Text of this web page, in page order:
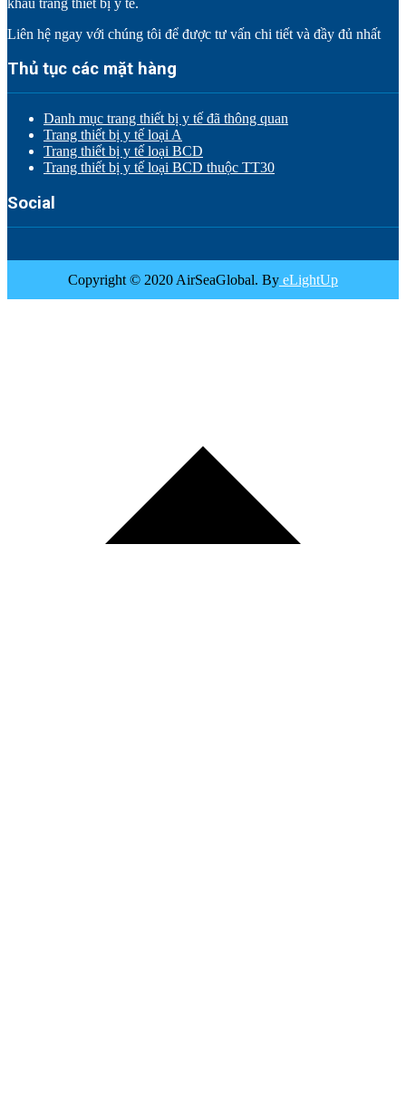
Liên hệ ngay với chúng tôi để được tư vấn chi tiết và đầy đủ nhất
Thủ tục các mặt hàng
Danh mục trang thiết bị y tế đã thông quan
Trang thiết bị y tế loại A
Trang thiết bị y tế loại BCD
Trang thiết bị y tế loại BCD thuộc TT30
Social
Copyright © 2020 AirSeaGlobal. By eLightUp